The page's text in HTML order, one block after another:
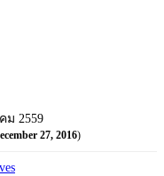
ม 2559
27, 2016)